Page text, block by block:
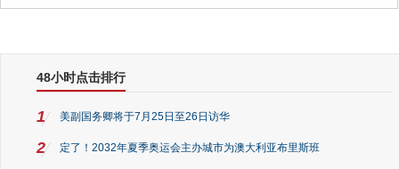
48小时点击排行
1 美副国务卿将于7月25日至26日访华
2 定了！2032年夏季奥运会主办城市为澳大利亚布里斯班